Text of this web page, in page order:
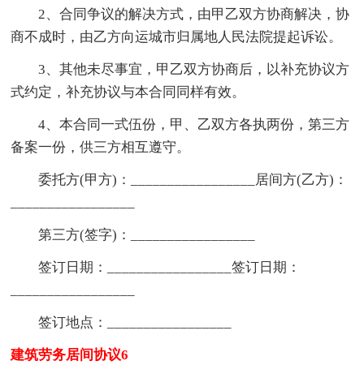
2、合同争议的解决方式，由甲乙双方协商解决，协
商不成时，由乙方向运城市归属地人民法院提起诉讼。
3、其他未尽事宜，甲乙双方协商后，以补充协议方
式约定，补充协议与本合同同样有效。
4、本合同一式伍份，甲、乙双方各执两份，第三方
备案一份，供三方相互遵守。
委托方(甲方)：_________________居间方(乙方)：
第三方(签字)：_________________
签订日期：_________________签订日期：
签订地点：_________________
建筑劳务居间协议6